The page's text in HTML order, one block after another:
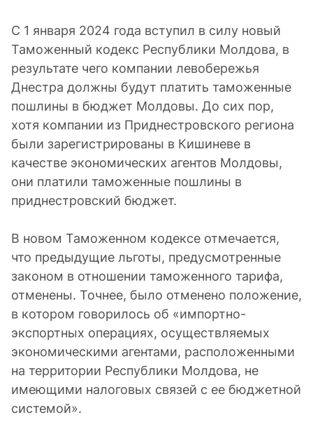
С 1 января 2024 года вступил в силу новый
Таможенный кодекс Республики Молдова, в
результате чего компании левобережья
Днестра должны будут платить таможенные
пошлины в бюджет Молдовы. До сих пор,
хотя компании из Приднестровского региона
были зарегистрированы в Кишиневе в
качестве экономических агентов Молдовы,
они платили таможенные пошлины в
приднестровский бюджет.
В новом Таможенном кодексе отмечается,
что предыдущие льготы, предусмотренные
законом в отношении таможенного тарифа,
отменены. Точнее, было отменено положение,
в котором говорилось об «импортно-
экспортных операциях, осуществляемых
экономическими агентами, расположенными
на территории Республики Молдова, не
имеющими налоговых связей с ее бюджетной
системой».